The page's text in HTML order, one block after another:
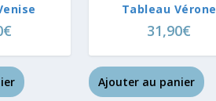
€
Tableau Vérone
31,90€
Ajouter au panier